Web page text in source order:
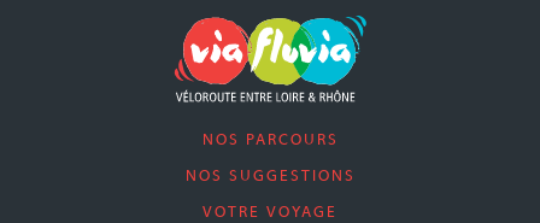
NOS PARCOURS
NOS SUGGESTIONS
VOTRE VOYAGE